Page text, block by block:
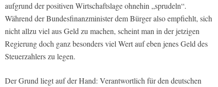
aufgrund der positiven Wirtschaftslage ohnehin „sprudeln“.
Während der Bundesfinanzminister dem Bürger also empfiehlt, sich
nicht allzu viel aus Geld zu machen, scheint man in der jetzigen
Regierung doch ganz besonders viel Wert auf eben jenes Geld des
Steuerzahlers zu legen.
Der Grund liegt auf der Hand: Verantwortlich für den deutschen